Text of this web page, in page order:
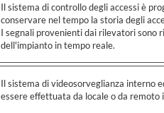
Il sistema di controllo degli accessi è
conservare nel tempo la storia degli
I segnali provenienti dai rilevatori sono
dell'impianto in tempo reale.
Il sistema di videosorveglianza interno
essere effettuata da locale o da remoto